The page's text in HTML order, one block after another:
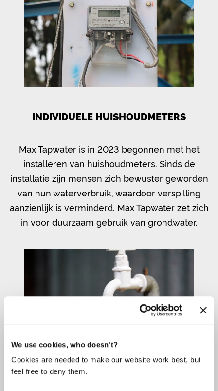
We use cookies, who doesn't?
Cookies are needed to make our website work best, but
feel free to deny them.
INDIVIDUELE HUISHOUDMETERS
Max Tapwater is in 2023 begonnen met het
installeren van huishoudmeters. Sinds de
installatie zijn mensen zich bewuster geworden
van hun waterverbruik, waardoor verspilling
aanzienlijk is verminderd. Max Tapwater zet zich
in voor duurzaam gebruik van grondwater.